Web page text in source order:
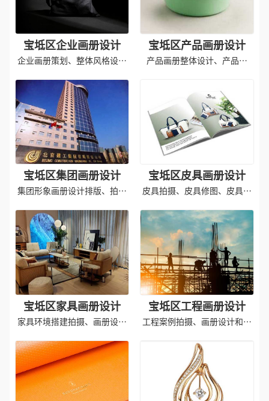
宝坻区企业画册设计
企业画册策划、整体风格设计
宝坻区产品画册设计
产品画册整体设计、产品拍
宝坻区集团画册设计
集团形象画册设计排版、拍摄
宝坻区皮具画册设计
皮具拍摄、皮具修图、皮具画
宝坻区家具画册设计
家具环境搭建拍摄、画册设计
宝坻区工程画册设计
工程案例拍摄、画册设计和印